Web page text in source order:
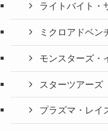
ライトバイト・
ミクロアドベン
モンスターズ・
スターツアーズ
プラズマ・レイ